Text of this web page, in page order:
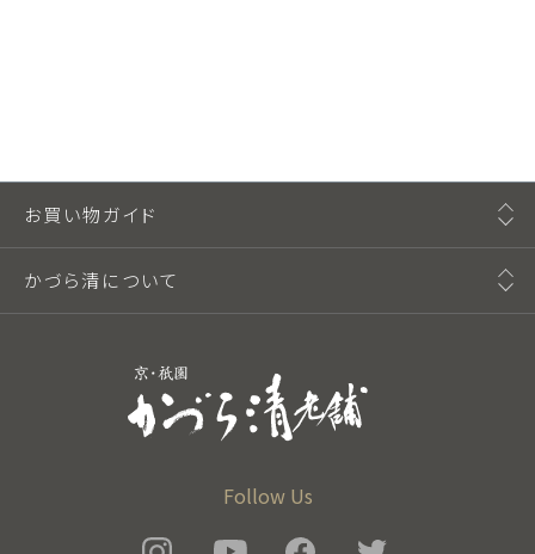
Follow Us
お買い物ガイド
かづら清について